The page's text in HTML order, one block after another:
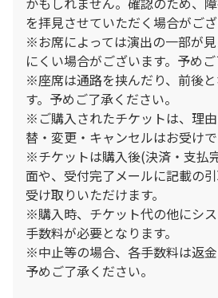
を拝見させていただく場合がござ
※お席によっては演出の一部が
にくい場合がございます。予めご
※座席は通路を挟んだり、前後
す。予めご了承ください。
※ご購入されたチケットは、理
替・変更・キャンセルはお受けで
※チケットは購入後(決済・支払
面や、受付完了メールに記載の
受け取りいただけます。
※購入時、チケット代の他にシ
手数料が必要となります。
※中止等の場合、各手数料は返金
予めご了承ください。